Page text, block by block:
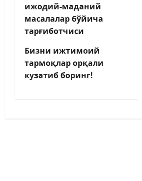
ижодий-маданий
масалалар бўйича
тарғиботчиси
Бизни ижтимоий
тармоқлар орқали
кузатиб боринг!